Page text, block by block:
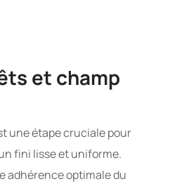
et champ
une étape cruciale pour
fini lisse et uniforme.
adhérence optimale du